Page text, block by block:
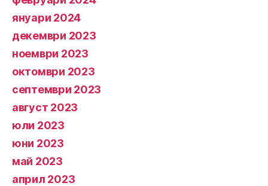
януари 2024
декември 2023
ноември 2023
октомври 2023
септември 2023
август 2023
юли 2023
юни 2023
май 2023
април 2023